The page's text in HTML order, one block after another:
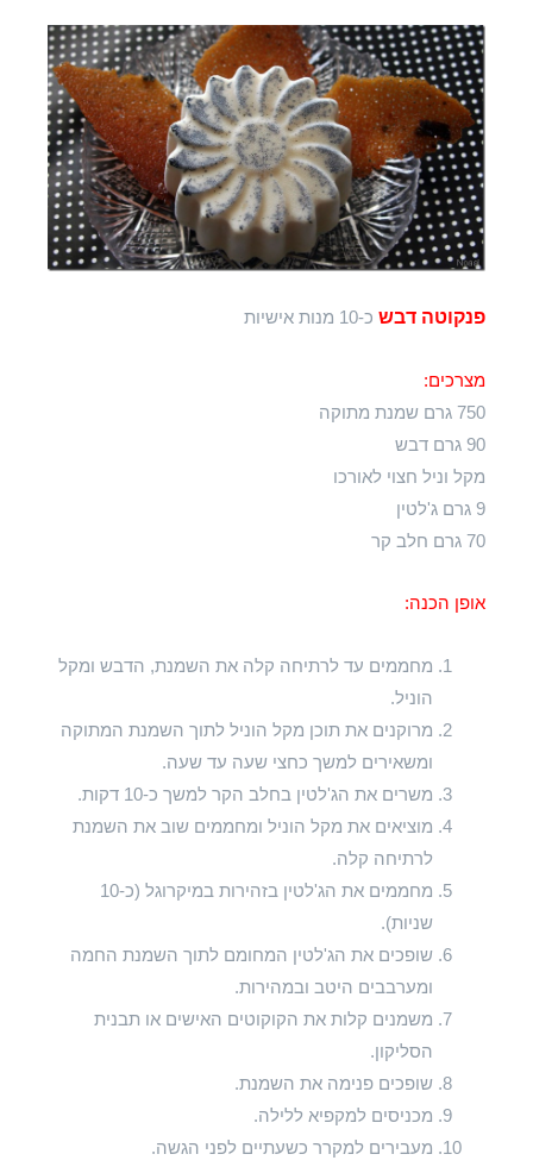
פנקוטה דבש כ-10 מנות אישיות
מצרכים:
750 גרם שמנת מתוקה
90 גרם דבש
מקל וניל חצוי לאורכו
9 גרם ג'לטין
70 גרם חלב קר
אופן הכנה:
מחממים עד לרתיחה קלה את השמנת, הדבש ומקל
הוניל.
מרוקנים את תוכן מקל הוניל לתוך השמנת המתוקה
ומשאירים למשך כחצי שעה עד שעה.
משרים את הג'לטין בחלב הקר למשך כ-10 דקות.
מוציאים את מקל הוניל ומחממים שוב את השמנת
לרתיחה קלה.
מחממים את הג'לטין בזהירות במיקרוגל (כ-10
שניות).
שופכים את הג'לטין המחומם לתוך השמנת החמה
ומערבבים היטב ובמהירות.
משמנים קלות את הקוקוטים האישים או תבנית
הסליקון.
שופכים פנימה את השמנת.
מכניסים למקפיא ללילה.
מעבירים למקרר כשעתיים לפני הגשה.